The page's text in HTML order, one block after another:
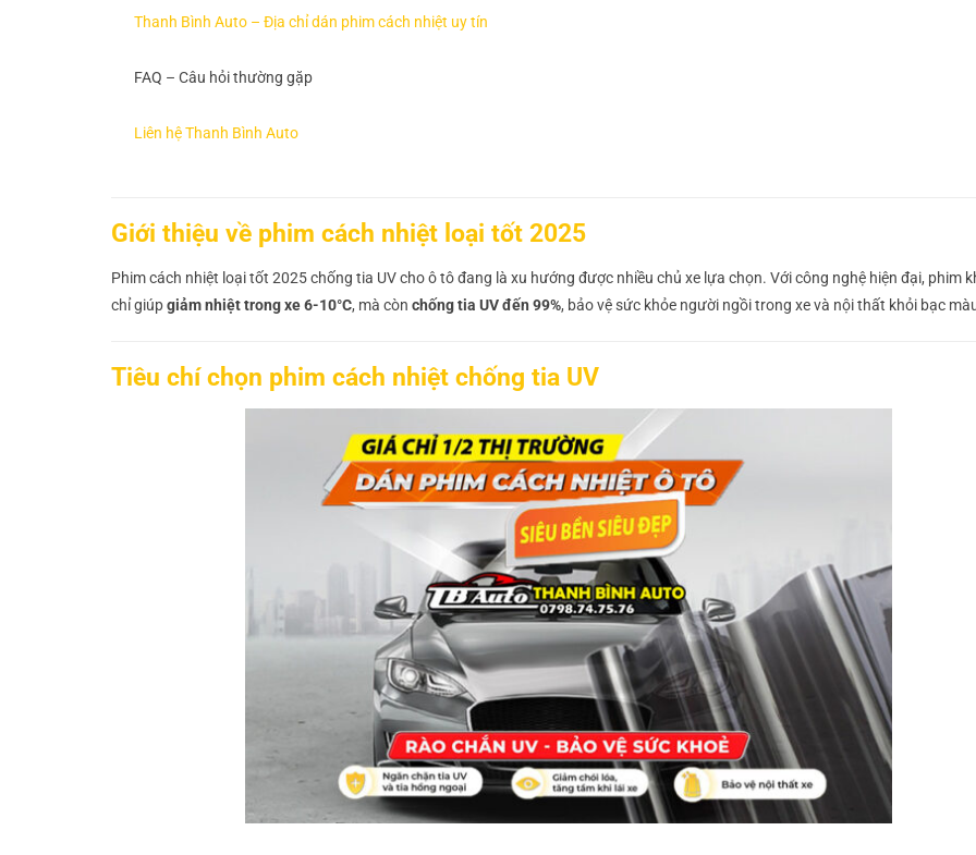
Thanh Bình Auto – Địa chỉ dán phim cách nhiệt uy tín
FAQ – Câu hỏi thường gặp
Liên hệ Thanh Bình Auto
Giới thiệu về phim cách nhiệt loại tốt 2025
Phim cách nhiệt loại tốt 2025 chống tia UV cho ô tô đang là xu hướng được nhiều chủ xe lựa chọn. Với công nghệ hiện đại, phim
chỉ giúpgiảm nhiệt trong xe 6-10°C, mà còn chống tia UV đến 99%, bảo vệ sức khỏe người ngồi trong xe và nội thất khỏi bạc
Tiêu chí chọn phim cách nhiệt chống tia UV